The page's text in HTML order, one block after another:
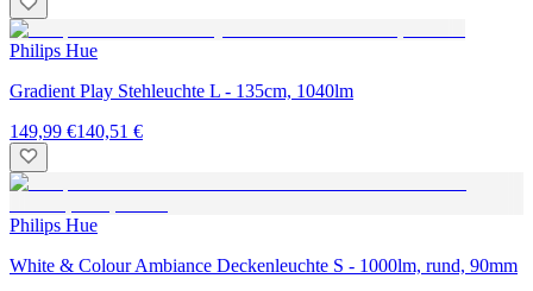
Philips Hue
Gradient Play Stehleuchte L - 135cm, 1040lm
149,99 €140,51 €
Philips Hue
White & Colour Ambiance Deckenleuchte S - 1000lm, rund, 90mm